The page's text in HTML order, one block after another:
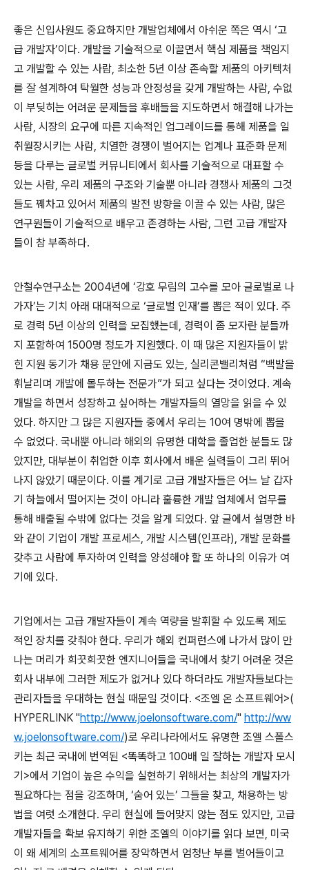
좋은 신입사원도 중요하지만 개발업체에서 아쉬운 쪽은 역시 ‘고
급 개발자’이다. 개발을 기술적으로 이끌면서 핵심 제품을 책임지
고 개발할 수 있는 사람, 최소한 5년 이상 존속할 제품의 아키텍처
를 잘 설계하여 탁월한 성능과 안정성을 갖게 개발하는 사람, 수없
이 부딪히는 어려운 문제들을 후배들을 지도하면서 해결해 나가는
사람, 시장의 요구에 따른 지속적인 업그레이드를 통해 제품을 일
취월장시키는 사람, 치열한 경쟁이 벌어지는 업계나 표준화 문제
등을 다루는 글로벌 커뮤니티에서 회사를 기술적으로 대표할 수
있는 사람, 우리 제품의 구조와 기술뿐 아니라 경쟁사 제품의 그것
들도 꿰차고 있어서 제품의 발전 방향을 이끌 수 있는 사람, 많은
연구원들이 기술적으로 배우고 존경하는 사람, 그런 고급 개발자
들이 참 부족하다.
안철수연구소는 2004년에 ‘강호 무림의 고수를 모아 글로벌로 나
가자’는 기치 아래 대대적으로 ‘글로벌 인재’를 뽑은 적이 있다. 주
로 경력 5년 이상의 인력을 모집했는데 , 경력이 좀 모자란 분들까
지 포함하여 1500명 정도가 지원했다. 이 때 많은 지원자들이 밝
힌 지원 동기가 채용 문안에 지금도 있는, 실리콘밸리처럼 “백발을
휘날리며 개발에 몰두하는 전문가”가 되고 싶다는 것이었다. 계속
개발을 하면서 성장하고 싶어하는 개발자들의 열망을 읽을 수 있
었다. 하지만 그 많은 지원자들 중에서 우리는 10여 명밖에 뽑을
수 없었다. 국내뿐 아니라 해외의 유명한 대학을 졸업한 분들도 많
았지만, 대부분이 취업한 이후 회사에서 배운 실력들이 그리 뛰어
나지 않았기 때문이다. 이를 계기로 고급 개발자들은 어느 날 갑자
기 하늘에서 떨어지는 것이 아니라 훌륭한 개발 업체에서 업무를
통해 배출될 수밖에 없다는 것을 알게 되었다. 앞 글에서 설명한 바
와 같이 기업이 개발 프로세스, 개발 시스템(인프라), 개발 문화를
갖추고 사람에 투자하여 인력을 양성해야 할 또 하나의 이유가 여
기에 있다.
기업에서는 고급 개발자들이 계속 역량을 발휘할 수 있도록 제도
적인 장치를 갖춰야 한다. 우리가 해외 컨퍼런스에 나가서 많이 만
나는 머리가 희끗희끗한 엔지니어들을 국내에서 찾기 어려운 것은
회사 내부에 그러한 제도가 없거나 있다 하더라도 개발자들보다는
관리자들을 우대하는 현실 때문일 것이다. <조엘 온 소프트웨어>(
HYPERLINK "http://www.joelonsoftware.com/" http://ww
w.joelonsoftware.com/)로 우리나라에서도 유명한 조엘 스폴스
키는 최근 국내에 번역된 <똑똑하고 100배 일 잘하는 개발자 모시
기 >에서 기업이 높은 수익을 실현하기 위해서는 최상의 개발자가
필요하다는 점을 강조하며, ‘숨어 있는’ 그들을 찾고, 채용하는 방
법을 여럿 소개한다. 우리 현실에 들어맞지 않는 점도 있지만, 고급
개발자들을 확보 유지하기 위한 조엘의 이야기를 읽다 보면, 미국
이 왜 세계의 소프트웨어를 장악하면서 엄청난 부를 벌어들이고